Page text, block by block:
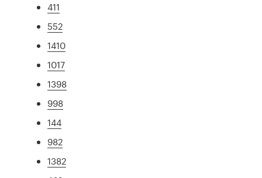
411
552
1410
1017
1398
998
144
982
1382